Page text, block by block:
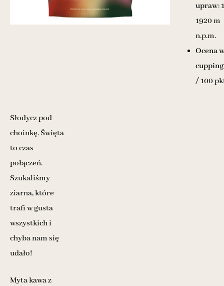
upraw:
1920 m
n.p.m.
Ocena
/ 100
Słodycz pod
choinkę. Święta
to czas
połączeń.
Szukaliśmy
ziarna, które
trafi w gusta
wszystkich i
chyba nam się
udało!
Myta kawa z